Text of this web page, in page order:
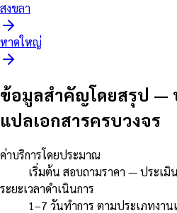
สงขลา
หาดใหญ่
ข้อมูลสำคัญโดยสรุป —
แปลเอกสารครบวงจร
ค่าบริการโดยประมาณ
เริ่มต้น สอบถามราคา — ประเมิ
ระยะเวลาดำเนินการ
1–7 วันทำการ ตามประเภทงา